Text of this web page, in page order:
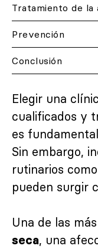
Tratamiento de la
Prevención
Conclusión
Elegir una
cualificados y
es
Sin embargo,
rutinarios
pueden surgir
Una de las
seca, una